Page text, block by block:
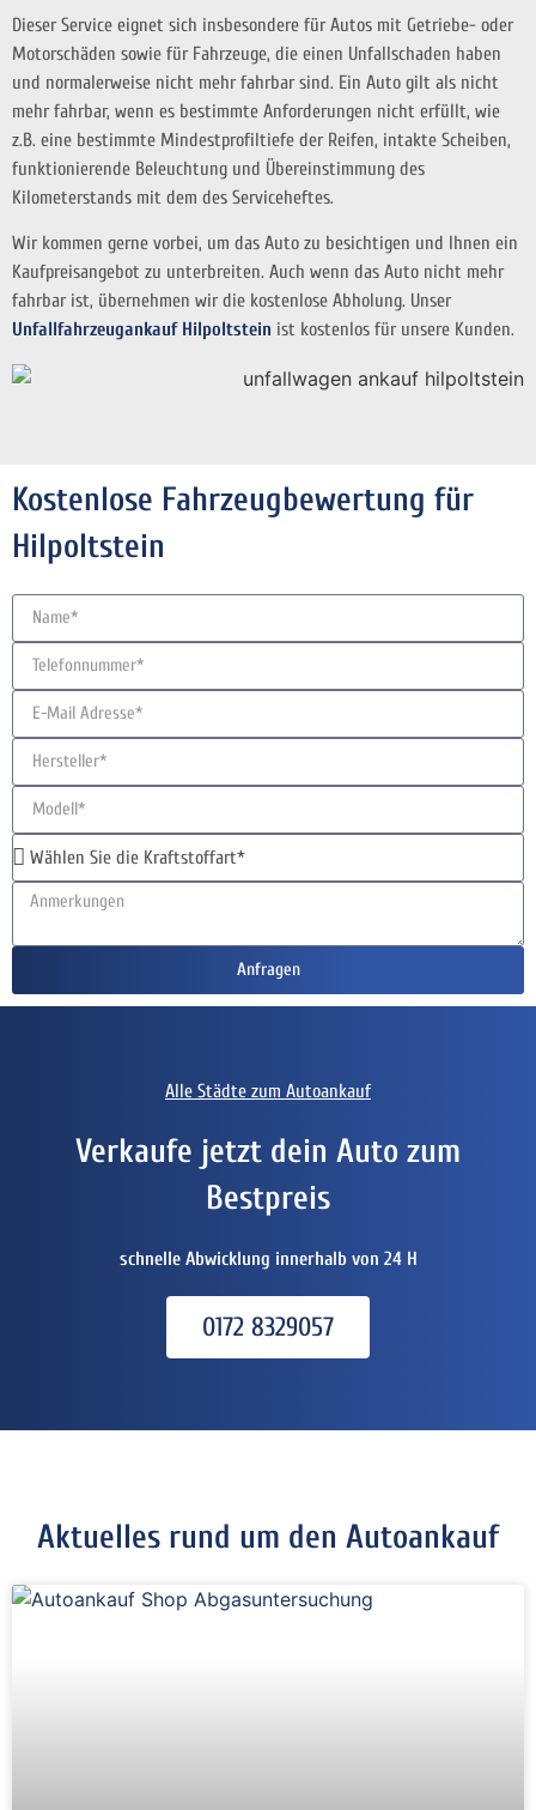
Dieser Service eignet sich insbesondere für Autos mit Getriebe- oder
Motorschäden sowie für Fahrzeuge, die einen Unfallschaden haben
und normalerweise nicht mehr fahrbar sind. Ein Auto gilt als nicht
mehr fahrbar, wenn es bestimmte Anforderungen nicht erfüllt, wie
z.B. eine bestimmte Mindestprofiltiefe der Reifen, intakte Scheiben,
funktionierende Beleuchtung und Übereinstimmung des
Kilometerstands mit dem des Serviceheftes.
Wir kommen gerne vorbei, um das Auto zu besichtigen und Ihnen ein
Kaufpreisangebot zu unterbreiten. Auch wenn das Auto nicht mehr
fahrbar ist, übernehmen wir die kostenlose Abholung. Unser
Unfallfahrzeugankauf Hilpoltstein ist kostenlos für unsere Kunden.
Kostenlose Fahrzeugbewertung für
Hilpoltstein
Anfragen
Alle Städte zum Autoankauf
Verkaufe jetzt dein Auto zum
Bestpreis
schnelle Abwicklung innerhalb von 24 H
0172 8329057
Aktuelles rund um den Autoankauf